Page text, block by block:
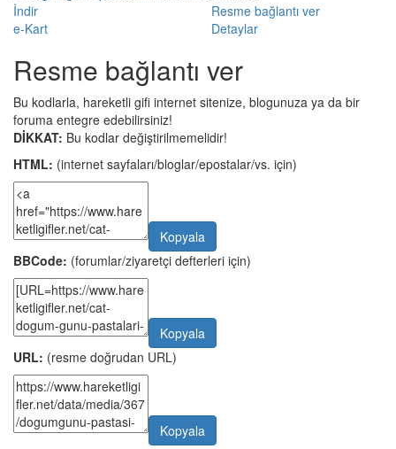
İndir
Resme bağlantı ver
e-Kart
Detaylar
Resme bağlantı ver
Bu kodlarla, hareketli gifi internet sitenize, blogunuza ya da bir
foruma entegre edebilirsiniz!
DİKKAT: Bu kodlar değiştirilmemelidir!
HTML: (internet sayfaları/bloglar/epostalar/vs. için)
Kopyala
BBCode: (forumlar/ziyaretçi defterleri için)
Kopyala
URL: (resme doğrudan URL)
Kopyala